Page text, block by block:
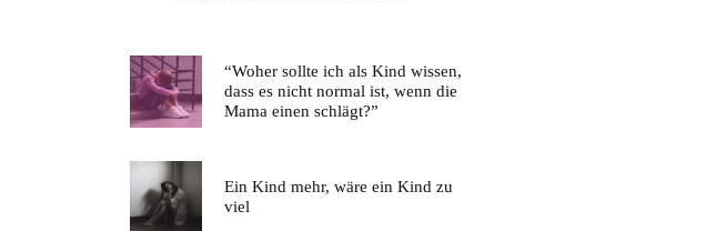
“Woher sollte ich als Kind wissen,
dass es nicht normal ist, wenn die
Mama einen schlägt?”
Ein Kind mehr, wäre ein Kind zu
viel